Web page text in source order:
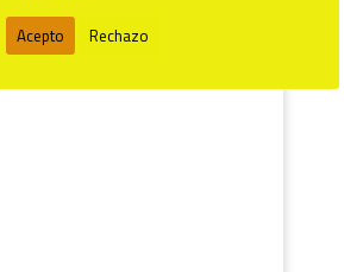
Acepto Rechazo